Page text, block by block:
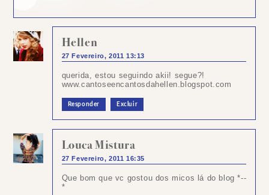
Hellen
27 Fevereiro, 2011 13:13
querida, estou seguindo akii! segue?!
www.cantoseencantosdahellen.blogspot.com
Responder Excluir
Louca Mistura
27 Fevereiro, 2011 16:35
Que bom que vc gostou dos micos lá do blog *--
*